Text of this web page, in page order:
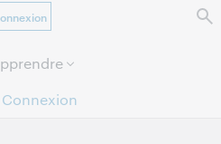
de la page.
Connexion